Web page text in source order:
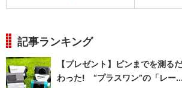
記事ランキング
【プレゼント】ピンまでを測る
わった! “プラスワン”の「レー...